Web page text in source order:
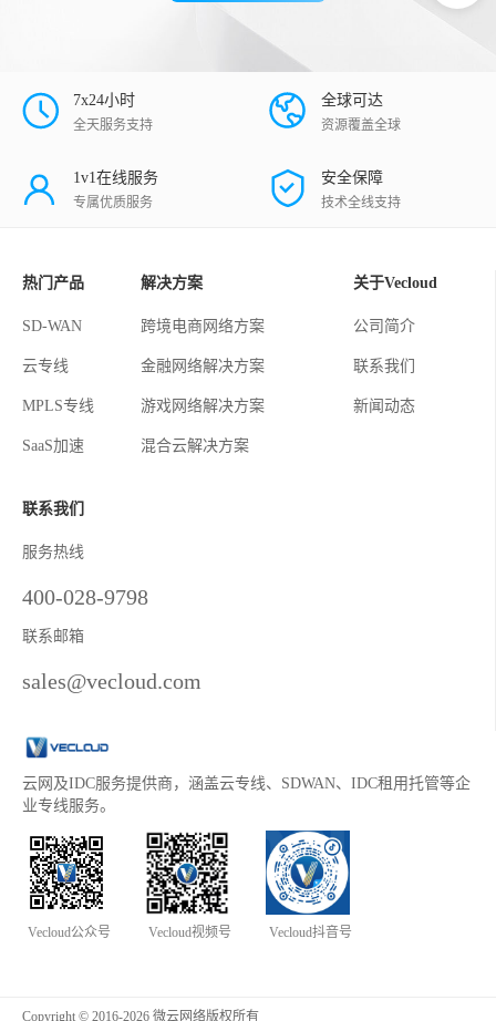
7x24小时
全天服务支持
全球可达
资源覆盖全球
1v1在线服务
专属优质服务
安全保障
技术全线支持
热门产品
SD-WAN
云专线
MPLS专线
SaaS加速
解决方案
跨境电商网络方案
金融网络解决方案
游戏网络解决方案
混合云解决方案
关于Vecloud
公司简介
联系我们
新闻动态
联系我们
服务热线
400-028-9798
联系邮箱
sales@vecloud.com
云网及IDC服务提供商，涵盖云专线、SDWAN、IDC租用托管等企
业专线服务。
Vecloud公众号 Vecloud视频号 Vecloud抖音号
Copyright © 2016-2026 微云网络版权所有